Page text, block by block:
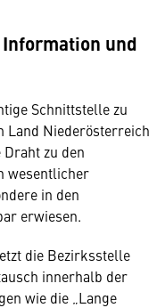
und
Schnittstelle zu
Land Niederösterreich
zu den
wesentlicher
in den
erwiesen.
die Bezirksstelle
innerhalb der
wie die „Lange